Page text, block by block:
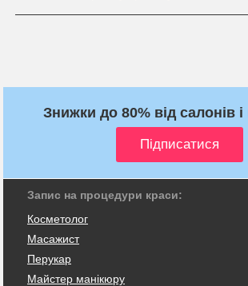
Знижки до 80% від салонів і
Запис на процедури краси:
Косметолог
Масажист
Перукар
Майстер манікюру